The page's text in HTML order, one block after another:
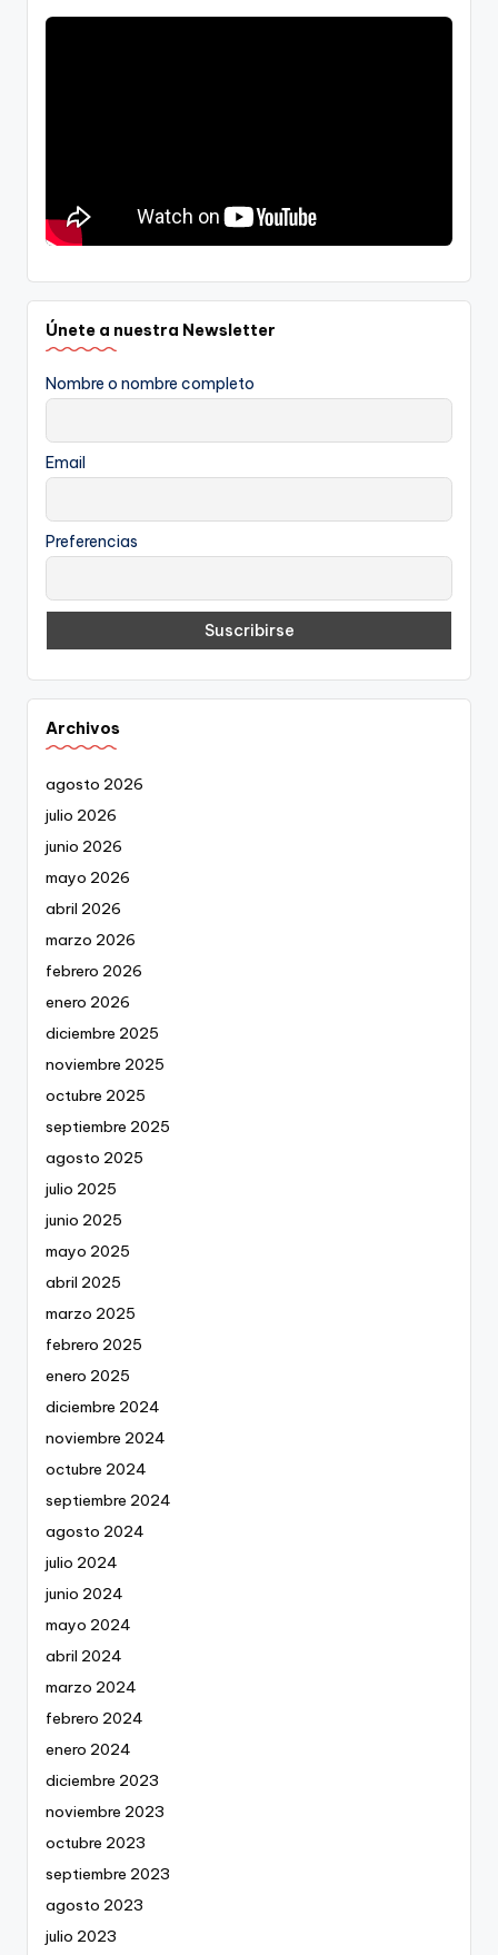
Únete a nuestra Newsletter
Nombre o nombre completo
Email
Preferencias
Archivos
agosto 2026
julio 2026
junio 2026
mayo 2026
abril 2026
marzo 2026
febrero 2026
enero 2026
diciembre 2025
noviembre 2025
octubre 2025
septiembre 2025
agosto 2025
julio 2025
junio 2025
mayo 2025
abril 2025
marzo 2025
febrero 2025
enero 2025
diciembre 2024
noviembre 2024
octubre 2024
septiembre 2024
agosto 2024
julio 2024
junio 2024
mayo 2024
abril 2024
marzo 2024
febrero 2024
enero 2024
diciembre 2023
noviembre 2023
octubre 2023
septiembre 2023
agosto 2023
julio 2023